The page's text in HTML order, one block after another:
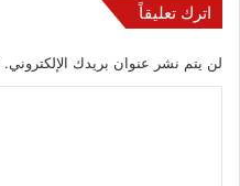
اترك تعليقاً
لن يتم نشر عنوان بريدك الإلكتروني.